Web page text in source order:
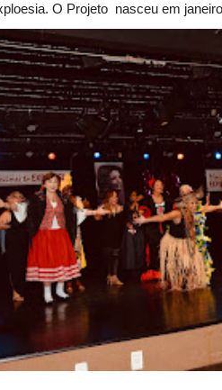
O Projeto nasceu em